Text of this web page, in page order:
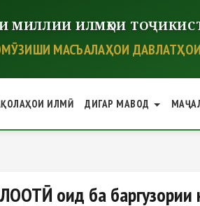
МИЛЛИИ ИЛМҲОИ
МАСЪАЛАҲОИ
ИЛМӢ ДИГАР МАВОД
ба баргузории
оид ба баргузории